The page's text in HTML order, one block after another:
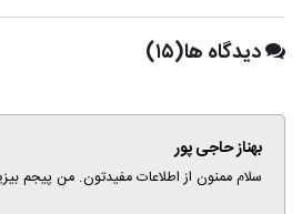
دیدگاه ها(۱۵)
بهناز حاجی پور
سلام ممنون از اطلاعات مفیدتون. من پیجم